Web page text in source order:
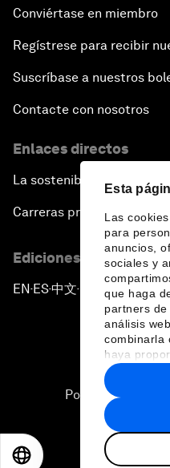
Esta
Las
para
anuncios,
sociales y
que haga
partners
análisis
combinarla
haya
recopilado
hecho de
Conviértase en miembro
Regístrese para recibir
Suscríbase a nuestros
Contacte con nosotros
Enlaces directos
La sostenibilidad en el Foro
Carreras profesionales
Ediciones en otros
EN ▪ES▪中文▪ 日本語
Política de
2026 Foro